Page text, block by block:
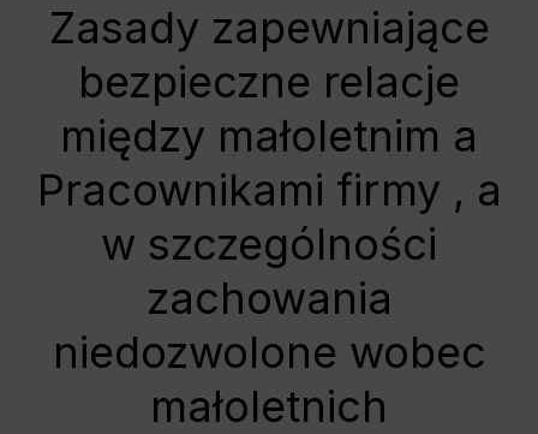
Zasady zapewniające
bezpieczne relacje
między małoletnim a
Pracownikami firmy , a
w szczególności
zachowania
niedozwolone wobec
małoletnich